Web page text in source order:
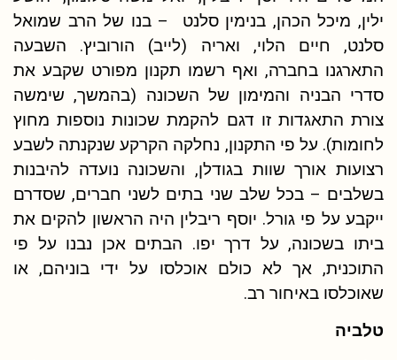
ילין, מיכל הכהן, בנימין סלנט – בנו של הרב שמואל
סלנט, חיים הלוי, ואריה (לייב) הורוביץ. השבעה
התארגנו בחברה, ואף רשמו תקנון מפורט שקבע את
סדרי הבניה והמימון של השכונה (בהמשך, שימשה
צורת התאגדות זו דגם להקמת שכונות נוספות מחוץ
לחומות). על פי התקנון, נחלקה הקרקע שנקנתה לשבע
רצועות אורך שוות בגודלן, והשכונה נועדה להיבנות
בשלבים – בכל שלב שני בתים לשני חברים, שסדרם
ייקבע על פי גורל. יוסף ריבלין היה הראשון להקים את
ביתו בשכונה, על דרך יפו. הבתים אכן נבנו על פי
התוכנית, אך לא כולם אוכלסו על ידי בוניהם, או
שאוכלסו באיחור רב.
טלביה